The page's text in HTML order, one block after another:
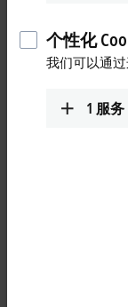
个性化
我们可以通过
1 服务